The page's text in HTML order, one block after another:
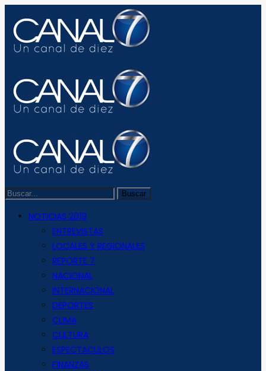
NOTICIAS 2019
ENTREVISTAS
LOCALES Y REGIONALES
REPORTE 7
NACIONAL
INTERNACIONAL
DEPORTES
CLIMA
CULTURA
ESPECTACULOS
FINANZAS